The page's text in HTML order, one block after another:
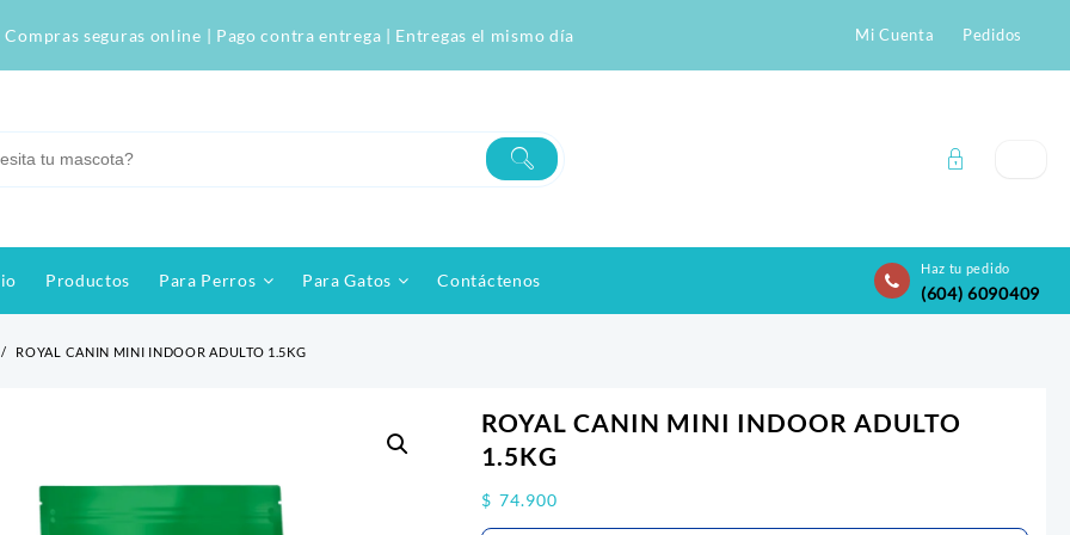
seguras online | Pago contra entrega | Entregas el mismo día Mi Cuenta Pedidos
Productos Para Perros Para Gatos Contáctenos
Haz tu pedido
(604) 6090409
ROYAL CANIN MINI INDOOR ADULTO 1.5KG
ROYAL CANIN MINI INDOOR ADULTO
1.5KG
$ 74.900